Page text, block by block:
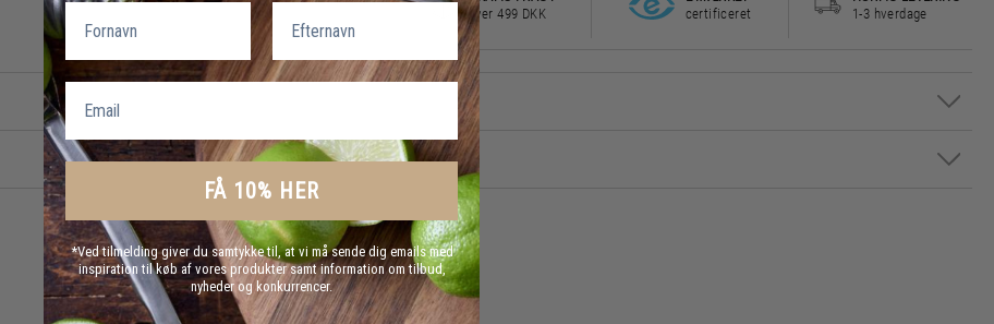
over 499 DKK
certificeret
1-3 hverdage
Email
FÅ 10% HER
*Ved tilmelding giver du samtykke til, at vi må sende dig emails med
inspiration til køb af vores produkter samt information om tilbud,
nyheder og konkurrencer.